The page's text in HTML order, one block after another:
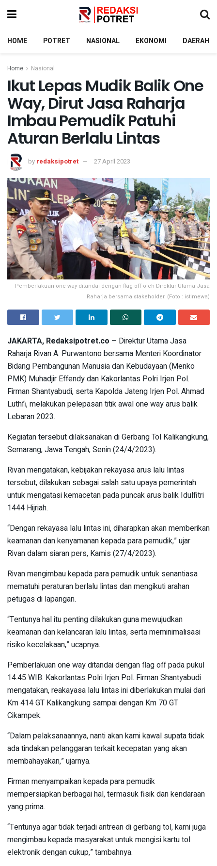
HOME POTRET NASIONAL EKONOMI DAERAH
Home Nasional
Ikut Lepas Mudik Balik One
Way, Dirut Jasa Raharja
Imbau Pemudik Patuhi
Aturan Berlalu Lintas
by redaksipotret 27 April 2023
Pemberlakuan one way ditandai dengan flag off oleh Direktur Utama Jasa
Raharja bersama stakeholder. (Foto : istimewa)
JAKARTA, Redaksipotret.co – Direktur Utama Jasa
Raharja Rivan A. Purwantono bersama Menteri Koordinator
Bidang Pembangunan Manusia dan Kebudayaan (Menko
PMK) Muhadjir Effendy dan Kakorlantas Polri Irjen Pol.
Firman Shantyabudi, serta Kapolda Jateng Irjen Pol. Ahmad
Luthfi, melakukan pelepasan titik awal one way arus balik
Lebaran 2023.
Kegiatan tersebut dilaksanakan di Gerbang Tol Kalikangkung,
Semarang, Jawa Tengah, Senin (24/4/2023).
Rivan mengatakan, kebijakan rekayasa arus lalu lintas
tersebut, dilakukan sebagai salah satu upaya pemerintah
untuk mengatasi kemacetan pada puncak arus balik Idulfitri
1444 Hijriah.
“Dengan rekayasa lalu lintas ini, diharapkan akan memberikan
keamanan dan kenyamanan kepada para pemudik,” ujar
Rivan dalam siaran pers, Kamis (27/4/2023).
Rivan mengimbau kepada para pemudik untuk senantiasa
mematuhi peraturan berlalu lintas dan mengikuti arahan
petugas di lapangan.
“Tentunya hal itu penting dilakukan guna mewujudkan
keamanan dan kelancaran lalu lintas, serta meminimalisasi
risiko kecelakaan,” ucapnya.
Pemberlakuan one way ditandai dengan flag off pada pukul
14.45 WIB. Kakorlantas Polri Irjen Pol. Firman Shantyabudi
mengatakan, reakayasa lalu lintas ini diberlakukan mulai dari
Km 414 GT Kalikangkung sampai dengan Km 70 GT
Cikampek.
“Dalam pelaksanaannya, nanti akan kami kawal supata tidak
ada tindakan pelanggaran terkait kecepatan yang akan
membahayakan,” ujarnya.
Firman menyampaikan kepada para pemudik
mempersiapkan berbagai hal, termasuk fisik dan kendaraan
yang prima.
“Tentunya agar tidak terjadi antrean di gerbang tol, kami juga
mengimbau kepada masyarakat untuk mengisi kartu tol
elektronik dengan cukup,” tambahnya.